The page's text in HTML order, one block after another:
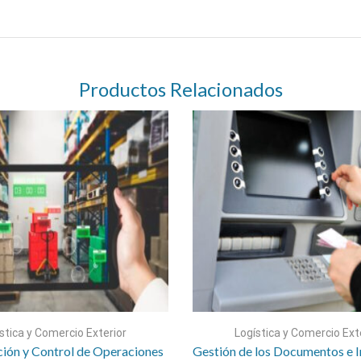
Productos Relacionados
y Comercio Exterior
y Control de Operaciones
Logística y Comercio
Gestión de los Documentos e